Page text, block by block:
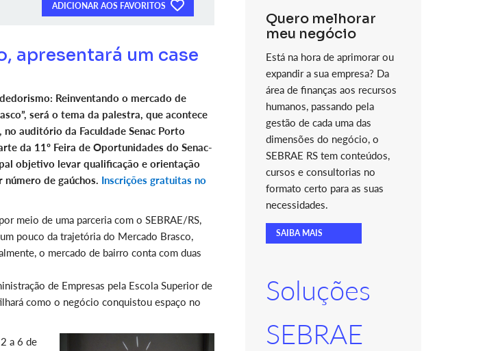
ADICIONAR AOS FAVORITOS
apresentará um case
Reinventando o mercado de
será o tema da palestra, que acontece
auditório da Faculdade Senac Porto
da 11º Feira de Oportunidades do Senac-
objetivo levar qualificação e orientação
de gaúchos. Inscrições gratuitas no
meio de uma parceria com o SEBRAE/RS,
pouco da trajetória do Mercado Brasco,
o mercado de bairro conta com duas
de Empresas pela Escola Superior de
como o negócio conquistou espaço no
a 6 de
Quero melhorar
meu negócio
Está na hora de aprimorar ou
expandir a sua empresa? Da
área de finanças aos recursos
humanos, passando pela
gestão de cada uma das
dimensões do negócio, o
SEBRAE RS tem conteúdos,
cursos e consultorias no
formato certo para as suas
necessidades.
SAIBA MAIS
Soluções
SEBRAE